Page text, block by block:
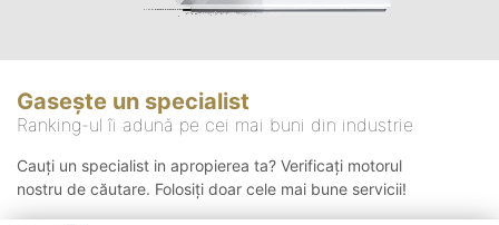
Gasește un specialist
Ranking-ul îi adună pe cei mai buni din industrie
Cauți un specialist in apropierea ta? Verificați motorul
nostru de căutare. Folosiți doar cele mai bune servicii!